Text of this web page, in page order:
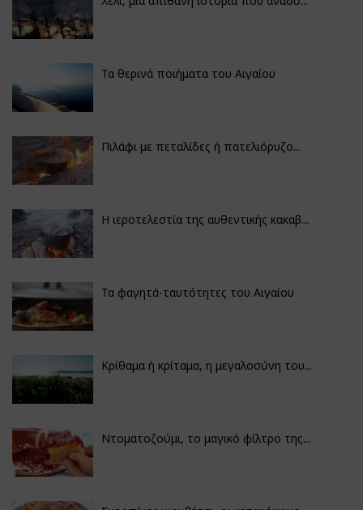
Τα θερινά ποιήματα του Αιγαίου
Πιλάφι με πεταλίδες ή πατελιόρυζο...
Η ιεροτελεστία της αυθεντικής κακαβ...
Τα φαγητά-ταυτότητες του Αιγαίου
Κρίθαμα ή κρίταμα, η μεγαλοσύνη του...
Ντοματοζούμι, το μαγικό φίλτρο της...